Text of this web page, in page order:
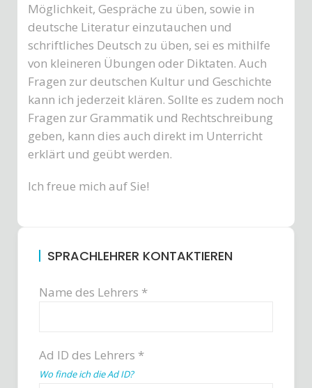
Möglichkeit, Gespräche zu üben, sowie in
deutsche Literatur einzutauchen und
schriftliches Deutsch zu üben, sei es mithilfe
von kleineren Übungen oder Diktaten. Auch
Fragen zur deutschen Kultur und Geschichte
kann ich jederzeit klären. Sollte es zudem noch
Fragen zur Grammatik und Rechtschreibung
geben, kann dies auch direkt im Unterricht
erklärt und geübt werden.
Ich freue mich auf Sie!
SPRACHLEHRER KONTAKTIEREN
Name des Lehrers *
Ad ID des Lehrers *
Wo finde ich die Ad ID?